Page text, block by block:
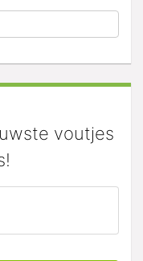
voutjes